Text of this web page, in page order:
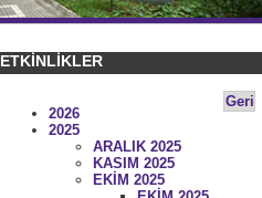
ETKİNLİKLER
Geri
2026
2025
ARALIK 2025
KASIM 2025
EKİM 2025